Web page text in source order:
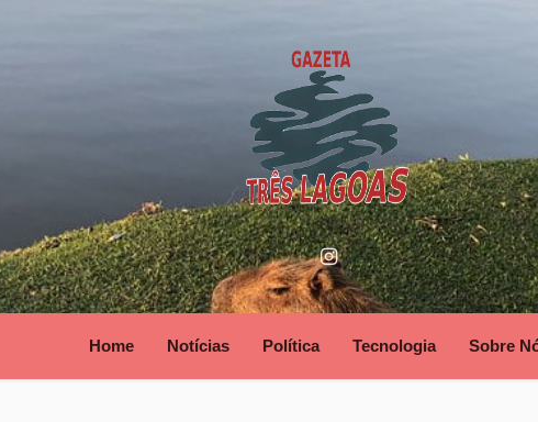
Home Notícias Política Tecnologia Sobre